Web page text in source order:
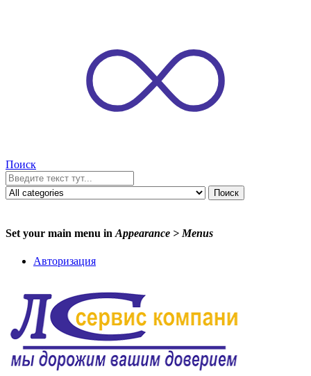
Поиск
Поиск
Set your main menu in Appearance > Menus
Авторизация